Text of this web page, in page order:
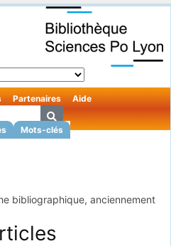
Mots-clés
Partenaires Aide
bibliographique, anciennement